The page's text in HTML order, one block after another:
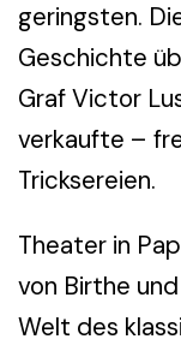
geringsten.
Geschichte
Graf Victor
verkaufte –
Tricksereien.
Theater in
von Birthe
Welt des